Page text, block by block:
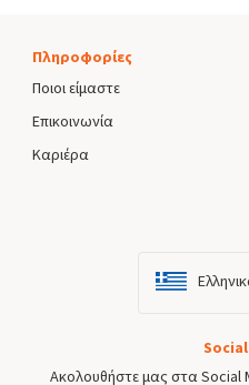
Πληροφορίες
Ποιοι είμαστε
Επικοινωνία
Καριέρα
Ακολουθήστε μας στα Social